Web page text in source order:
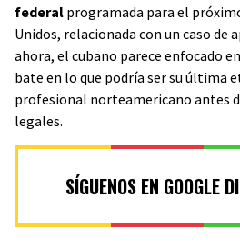
federal programada para el
Unidos, relacionada con un caso de
ahora, el cubano parece enfocado
bate en lo que podría ser su última
profesional norteamericano antes
legales.
SÍGUENOS EN GOOGLE